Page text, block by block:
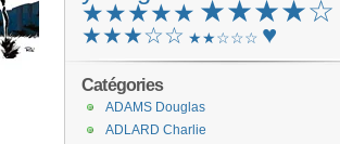
★★★★★ ★★★★☆
★★★☆☆ ★★☆☆☆ ♥
Catégories
ADAMS Douglas
ADLARD Charlie